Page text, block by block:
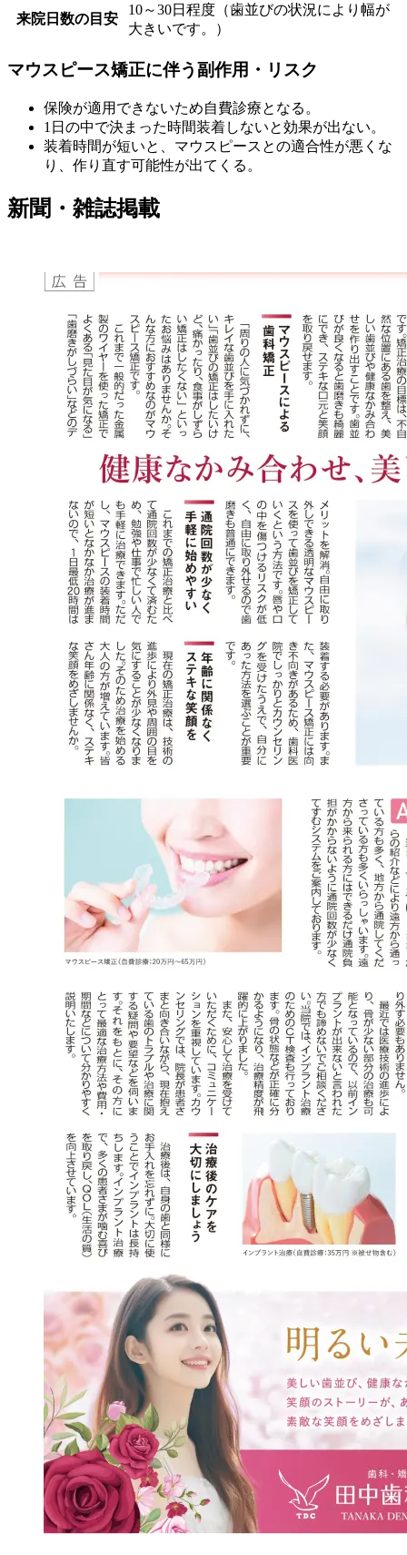
来院日数の目安
10～30日程度（歯並びの状況により幅が
大きいです。）
マウスピース矯正に伴う副作用・リスク
保険が適用できないため自費診療となる。
1日の中で決まった時間装着しないと効果が出ない。
装着時間が短いと、マウスピースとの適合性が悪くな
り、作り直す可能性が出てくる。
新聞・雑誌掲載